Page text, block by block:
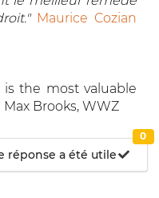
Maurice Cozian
is the most valuable
Brooks, WWZ
réponse a été utile
0